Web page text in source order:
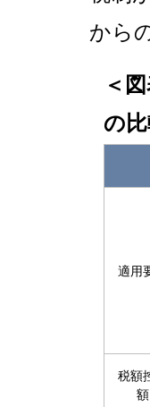
から
＜
の
適用
税額
額